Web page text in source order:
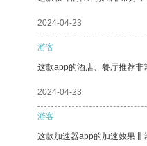
2024-04-23
游客
这款app的酒店、餐厅推荐非
2024-04-23
游客
这款加速器app的加速效果非